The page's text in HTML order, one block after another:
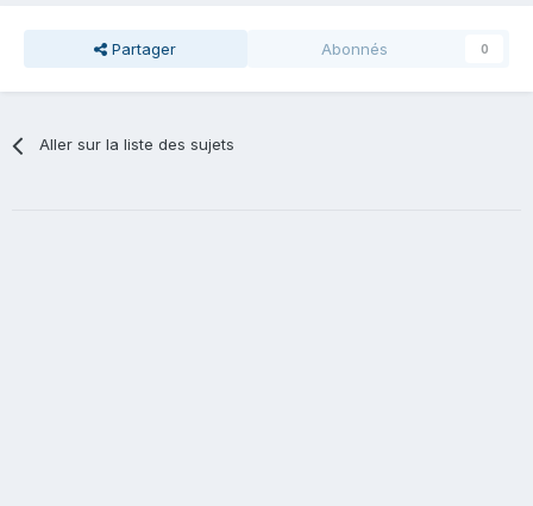
Partager Abonnés 0
Aller sur la liste des sujets